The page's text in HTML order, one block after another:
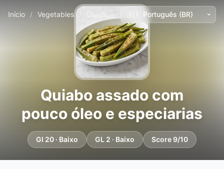
Início / Vegetables / Quiabo assado com pouco óleo e especiarias
Quiabo assado com
pouco óleo e especiarias
GI 20 · Baixo GL 2 · Baixo Score 9/10